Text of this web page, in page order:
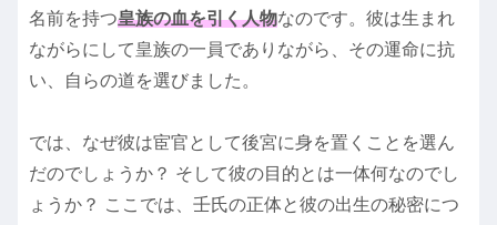
名前を持つ皇族の血を引く人物なのです。彼は生まれ
ながらにして皇族の一員でありながら、その運命に抗
い、自らの道を選びました。
では、なぜ彼は宦官として後宮に身を置くことを選ん
だのでしょうか？ そして彼の目的とは一体何なのでし
ょうか？ ここでは、壬氏の正体と彼の出生の秘密につ